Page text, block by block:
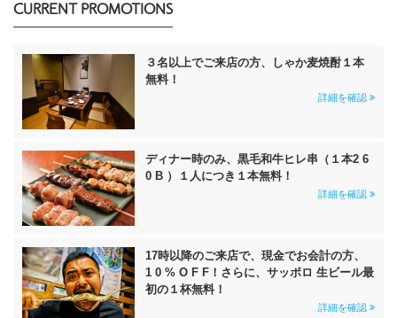
CURRENT PROMOTIONS
３名以上でご来店の方、しゃか麦焼酎１本
無料！
詳細を確認
ディナー時のみ、黒毛和牛ヒレ串（１本2 6
0 B ）１人につき１本無料！
詳細を確認
17時以降のご来店で、現金でお会計の方、
1 0 % O F F！さらに、サッポロ 生ビール最
初の１杯無料！
詳細を確認